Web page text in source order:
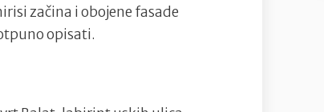
začina i obojene fasade
opisati.